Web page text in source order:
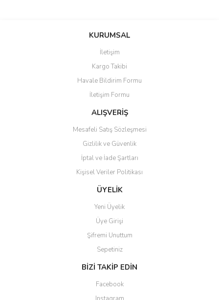
KURUMSAL
İletişim
Kargo Takibi
Havale Bildirim Formu
İletişim Formu
ALIŞVERİŞ
Mesafeli Satış Sözleşmesi
Gizlilik ve Güvenlik
İptal ve İade Şartları
Kişisel Veriler Politikası
ÜYELİK
Yeni Üyelik
Üye Girişi
Şifremi Unuttum
Sepetiniz
BİZİ TAKİP EDİN
Facebook